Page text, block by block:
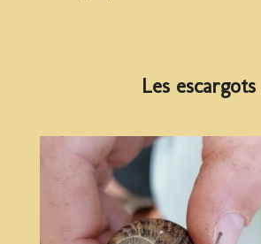
Les escargots